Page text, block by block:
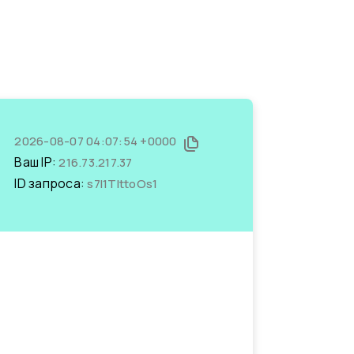
2026-08-07 04:07:54 +0000
Ваш IP:216.73.217.37
ID запроса:s7I1TlttoOs1